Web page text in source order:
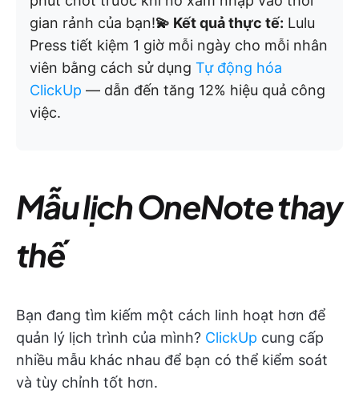
gian rảnh của bạn!💫 Kết quả thực tế: Lulu
Press tiết kiệm 1 giờ mỗi ngày cho mỗi nhân
viên bằng cách sử dụng Tự động hóa
ClickUp — dẫn đến tăng 12% hiệu quả công
việc.
Mẫu lịch OneNote thay
thế
Bạn đang tìm kiếm một cách linh hoạt hơn để
quản lý lịch trình của mình? ClickUp cung cấp
nhiều mẫu khác nhau để bạn có thể kiểm soát
và tùy chỉnh tốt hơn.